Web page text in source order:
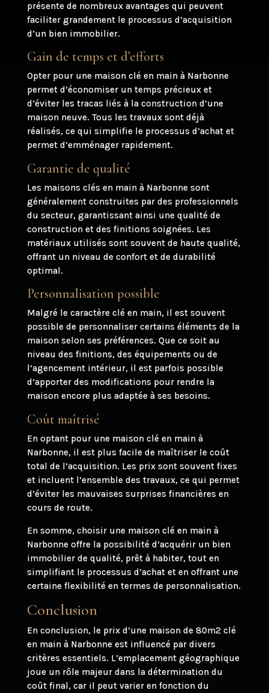
présente de nombreux avantages qui peuvent
faciliter grandement le processus d’acquisition
d’un bien immobilier.
Gain de temps et d’efforts
Opter pour une maison clé en main à Narbonne
permet d’économiser un temps précieux et
d’éviter les tracas liés à la construction d’une
maison neuve. Tous les travaux sont déjà
réalisés, ce qui simplifie le processus d’achat et
permet d’emménager rapidement.
Garantie de qualité
Les maisons clés en main à Narbonne sont
généralement construites par des professionnels
du secteur, garantissant ainsi une qualité de
construction et des finitions soignées. Les
matériaux utilisés sont souvent de haute qualité,
offrant un niveau de confort et de durabilité
optimal.
Personnalisation possible
Malgré le caractère clé en main, il est souvent
possible de personnaliser certains éléments de la
maison selon ses préférences. Que ce soit au
niveau des finitions, des équipements ou de
l’agencement intérieur, il est parfois possible
d’apporter des modifications pour rendre la
maison encore plus adaptée à ses besoins.
Coût maîtrisé
En optant pour une maison clé en main à
Narbonne, il est plus facile de maîtriser le coût
total de l’acquisition. Les prix sont souvent fixes
et incluent l’ensemble des travaux, ce qui permet
d’éviter les mauvaises surprises financières en
cours de route.
En somme, choisir une maison clé en main à
Narbonne offre la possibilité d’acquérir un bien
immobilier de qualité, prêt à habiter, tout en
simplifiant le processus d’achat et en offrant une
certaine flexibilité en termes de personnalisation.
Conclusion
En conclusion, le prix d’une maison de 80m2 clé
en main à Narbonne est influencé par divers
critères essentiels. L’emplacement géographique
joue un rôle majeur dans la détermination du
coût final, car il peut varier en fonction du